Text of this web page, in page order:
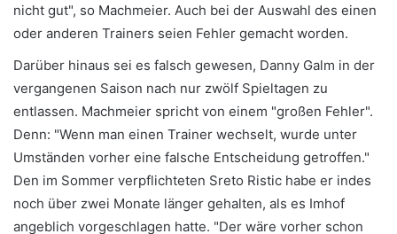
nicht gut", so Machmeier. Auch bei der Auswahl des einen
oder anderen Trainers seien Fehler gemacht worden.
Darüber hinaus sei es falsch gewesen, Danny Galm in der
vergangenen Saison nach nur zwölf Spieltagen zu
entlassen. Machmeier spricht von einem "großen Fehler".
Denn: "Wenn man einen Trainer wechselt, wurde unter
Umständen vorher eine falsche Entscheidung getroffen."
Den im Sommer verpflichteten Sreto Ristic habe er indes
noch über zwei Monate länger gehalten, als es Imhof
angeblich vorgeschlagen hatte. "Der wäre vorher schon